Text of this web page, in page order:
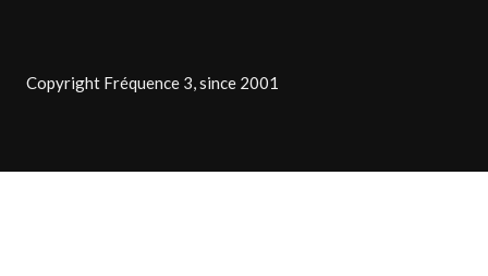
Copyright Fréquence 3, since 2001